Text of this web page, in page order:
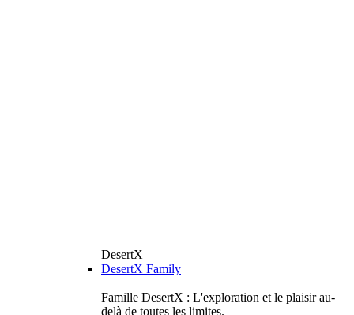
DesertX
DesertX Family
Famille DesertX : L'exploration et le plaisir au-
delà de toutes les limites.